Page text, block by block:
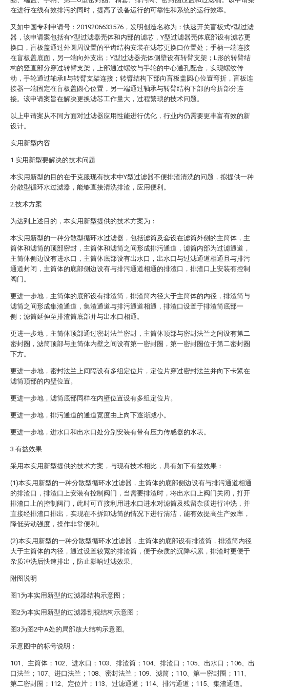
在进行在线有效排污的同时，提高了设备运行的可靠性和系统的运行效率。
又如中国专利申请号：2019206633576，发明创造名称为：快速开关盲板式Y型过滤
器，该申请案包括有Y型过滤器壳体和内部的滤芯，Y型过滤器壳体底部设有滤芯更
换口，盲板盖通过外圆周设置的平齿结构安装在滤芯更换口位置处；手柄一端连接
在盲板盖底面，另一端向外支出；Y型过滤器壳体侧壁设有转臂支架；L形的转臂结
构的竖直部分穿过转臂支架，上部通过螺纹与手轮的中心通孔配合，实现螺纹传
动，手轮通过轴承II与转臂支架连接；转臂结构下部向盲板盖圆心位置弯折，盲板连
接器一端固定在盲板盖圆心位置，另一端通过轴承与转臂结构下部的弯折部分连
接。该申请案旨在解决更换滤芯工作量大，过程繁琐的技术问题。
以上申请案从不同方面对过滤器应用性能进行优化，行业内仍需要更丰富有效的新
设计。
实用新型内容
1.实用新型要解决的技术问题
本实用新型的目的在于克服现有技术中Y型过滤器不便排渣清洗的问题，拟提供一种
分散型循环水过滤器，能够直接清洗排渣，应用便利。
2.技术方案
为达到上述目的，本实用新型提供的技术方案为：
本实用新型的一种分散型循环水过滤器，包括滤筒及套设在滤筒外侧的主筒体，主
筒体和滤筒的顶部密封，主筒体和滤筒之间形成排污通道，滤筒内部为过滤通道，
主筒体侧边设有进水口，主筒体底部设有出水口，出水口与过滤通道相通且与排污
通道封闭，主筒体的底部侧边设有与排污通道相通的排渣口，排渣口上安装有控制
阀门。
更进一步地，主筒体的底部设有排渣筒，排渣筒内径大于主筒体的内径，排渣筒与
滤筒之间形成集渣通道，集渣通道与排污通道相通，排渣口设置于排渣筒底部一
侧；滤筒延伸至排渣筒底部并与出水口相通。
更进一步地，主筒体顶部通过密封法兰密封，主筒体顶部与密封法兰之间设有第二
密封圈，滤筒顶部与主筒体内壁之间设有第一密封圈，第一密封圈位于第二密封圈
下方。
更进一步地，密封法兰上间隔设有多组定位片，定位片穿过密封法兰并向下卡紧在
滤筒顶部的内壁位置。
更进一步地，滤筒底部同样在内壁位置设有多组定位片。
更进一步地，排污通道的通道宽度由上向下逐渐减小。
更进一步地，进水口和出水口处分别安装有带有压力传感器的水表。
3.有益效果
采用本实用新型提供的技术方案，与现有技术相比，具有如下有益效果：
(1)本实用新型的一种分散型循环水过滤器，主筒体的底部侧边设有与排污通道相通
的排渣口，排渣口上安装有控制阀门，当需要排渣时，将出水口上阀门关闭，打开
排渣口上的控制阀门，此时可直接利用进水口进水对滤筒及残留杂质进行冲洗，并
直接经排渣口排出，实现在不拆卸滤筒的情况下进行清洁，能有效提高生产效率，
降低劳动强度，操作非常便利。
(2)本实用新型的一种分散型循环水过滤器，主筒体的底部设有排渣筒，排渣筒内径
大于主筒体的内径，通过设置较宽的排渣筒，便于杂质的沉降积累，排渣时更便于
杂质冲洗后快速排出，防止影响过滤效果。
附图说明
图1为本实用新型的过滤器结构示意图；
图2为本实用新型的过滤器剖视结构示意图；
图3为图2中A处的局部放大结构示意图。
示意图中的标号说明：
101、主筒体；102、进水口；103、排渣筒；104、排渣口；105、出水口；106、出
口法兰；107、进口法兰；108、密封法兰；109、滤筒；110、第一密封圈；111、
第二密封圈；112、定位片；113、过滤通道；114、排污通道；115、集渣通道。